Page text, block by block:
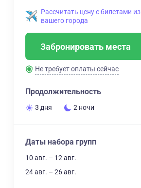
Рассчитать цену с билетами из
вашего города
Забронировать места
Не требует оплаты сейчас
Продолжительность
3 дня 2 ночи
Даты набора групп
10 авг. – 12 авг.
24 авг. – 26 авг.